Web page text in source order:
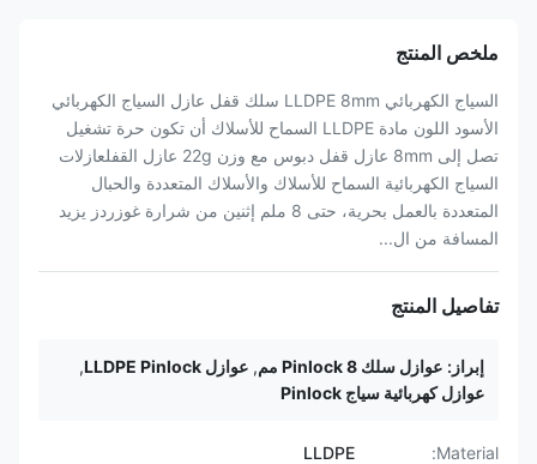
ملخص المنتج
السياج الكهربائي LLDPE 8mm سلك قفل عازل السياج الكهربائي
الأسود اللون مادة LLDPE السماح للأسلاك أن تكون حرة تشغيل
تصل إلى 8mm عازل قفل دبوس مع وزن 22g عازل القفلعازلات
السياج الكهربائية السماح للأسلاك والأسلاك المتعددة والحبال
المتعددة بالعمل بحرية، حتى 8 ملم إثنين من شرارة غوزردز يزيد
المسافة من ال...
تفاصيل المنتج
إبراز: عوازل سلك Pinlock 8 مم , عوازل LLDPE Pinlock
,
عوازل كهربائية سياج Pinlock
Material:
LLDPE